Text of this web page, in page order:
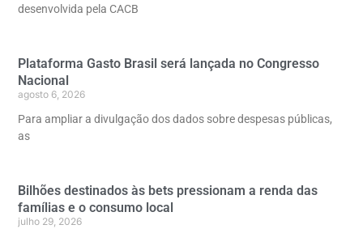
desenvolvida pela CACB
Plataforma Gasto Brasil será lançada no Congresso
Nacional
agosto 6, 2026
Para ampliar a divulgação dos dados sobre despesas públicas,
as
Bilhões destinados às bets pressionam a renda das
famílias e o consumo local
julho 29, 2026